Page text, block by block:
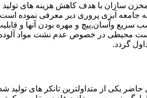
سازان با هدف کاهش هزینه های
جامعه آبزی پروری دیر معرفی نموده
و مهره بودن آنها و قابلیت
محیطی در خصوص عدم نشت مواد
گردد.
یکی از متداولترین تانکر های